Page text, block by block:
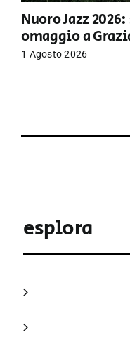
Nuoro Jazz
omaggio a
1 Agosto 2026
esplora